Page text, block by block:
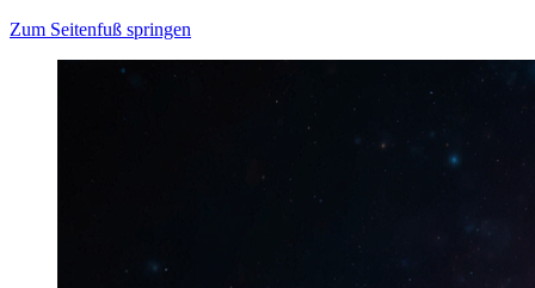
Zum Seitenfuß springen